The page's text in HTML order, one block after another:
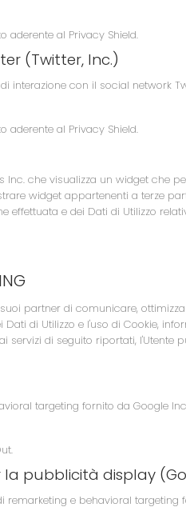
aderente al Privacy Shield.
(Twitter, Inc.)
interazione con il social network
aderente al Privacy Shield.
che visualizza un widget che
widget appartenenti a terze
effettuata e dei Dati di Utilizzo
partner di comunicare,
di Utilizzo e l'uso di Cookie,
di seguito riportati,
targeting fornito da Google
.
pubblicità display
e behavioral